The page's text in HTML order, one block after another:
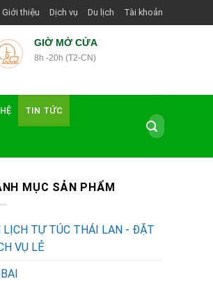
Giới thiệu Dịch vụ Du lịch Tài khoản
GIỜ MỞ CỬA
8h -20h (T2-CN)
TIN TỨC
Tìm
kiếm:
MỤC SẢN PHẨM
LỊCH TỰ TÚC THÁI LAN - ĐẶT
VỤ LẺ